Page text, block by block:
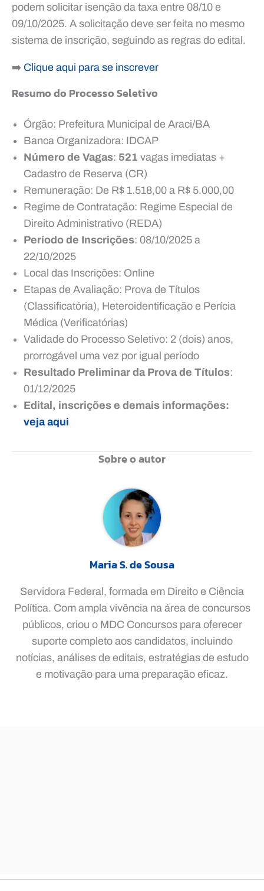
podem solicitar isenção da taxa entre 08/10 e
09/10/2025. A solicitação deve ser feita no mesmo
sistema de inscrição, seguindo as regras do edital.
➡️ Clique aqui para se inscrever
Resumo do Processo Seletivo
Órgão: Prefeitura Municipal de Araci/BA
Banca Organizadora: IDCAP
Número de Vagas: 521 vagas imediatas +
Cadastro de Reserva (CR)
Remuneração: De R$ 1.518,00 a R$ 5.000,00
Regime de Contratação: Regime Especial de
Direito Administrativo (REDA)
Período de Inscrições: 08/10/2025 a
22/10/2025
Local das Inscrições: Online
Etapas de Avaliação: Prova de Títulos
(Classificatória), Heteroidentificação e Perícia
Médica (Verificatórias)
Validade do Processo Seletivo: 2 (dois) anos,
prorrogável uma vez por igual período
Resultado Preliminar da Prova de Títulos:
01/12/2025
Edital, inscrições e demais informações:
veja aqui
Sobre o autor
Maria S. de Sousa
Servidora Federal, formada em Direito e Ciência
Política. Com ampla vivência na área de concursos
públicos, criou o MDC Concursos para oferecer
suporte completo aos candidatos, incluindo
notícias, análises de editais, estratégias de estudo
e motivação para uma preparação eficaz.